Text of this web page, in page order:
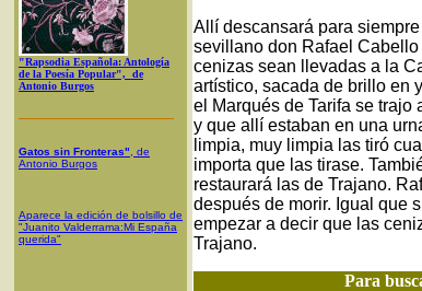
"Rapsodia Española: Antología
de la Poesía Popular", de
Antonio Burgos
Gatos sin Fronteras" , de
Antonio Burgos
Aparece la edición de bolsillo de
"Juanito Valderrama:Mi España
querida"
Allí descansará para
sevillano don Rafael
cenizas sean llevadas a la
artístico, sacada de brillo en
el Marqués de Tarifa se
y que allí estaban en una
limpia, muy limpia las tiró
importa que las tirase.
restaurará las de Trajano.
después de morir. Igual que
empezar a decir que las
Trajano.
Para